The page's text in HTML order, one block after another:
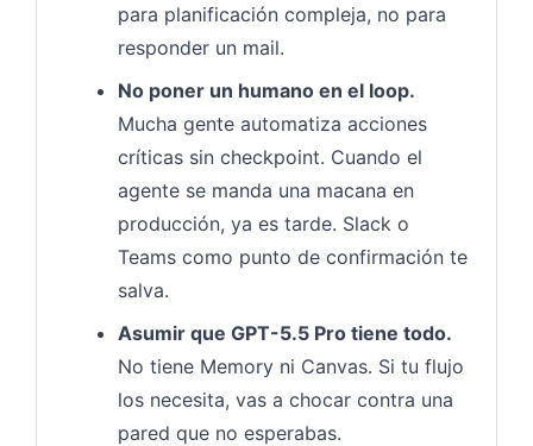
para planificación compleja, no para
responder un mail.
No poner un humano en el loop.
Mucha gente automatiza acciones
críticas sin checkpoint. Cuando el
agente se manda una macana en
producción, ya es tarde. Slack o
Teams como punto de confirmación te
salva.
Asumir que GPT-5.5 Pro tiene todo.
No tiene Memory ni Canvas. Si tu flujo
los necesita, vas a chocar contra una
pared que no esperabas.